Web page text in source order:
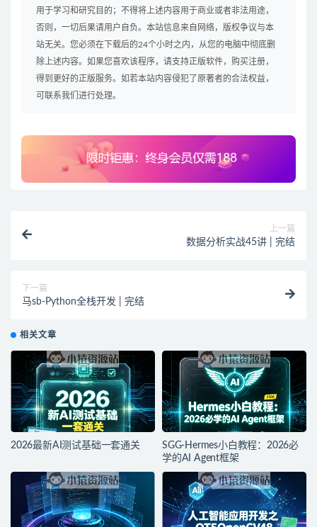
用于学习和研究目的；不得将上述内容用于商业或者非法用途，
否则，一切后果请用户自负。本站信息来自网络，版权争议与本
站无关。您必须在下载后的24个小时之内，从您的电脑中彻底删
除上述内容。如果您喜欢该程序，请支持正版软件，购买注册，
得到更好的正版服务。如若本站内容侵犯了原著者的合法权益，
可联系我们进行处理。
上一篇
数据分析实战45讲 | 完结
下一篇
马sb-Python全栈开发 | 完结
相关文章
2026最新AI测试基础一套通关
SGG-Hermes小白教程：2026必
学的AI Agent框架